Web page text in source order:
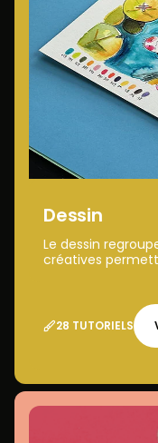
Dessin
Le dessin
créatives
28 TUTORIELS